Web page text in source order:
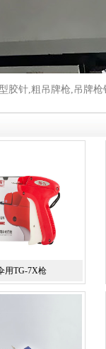
胶针,粗吊牌枪,吊牌枪
用TG-7X枪